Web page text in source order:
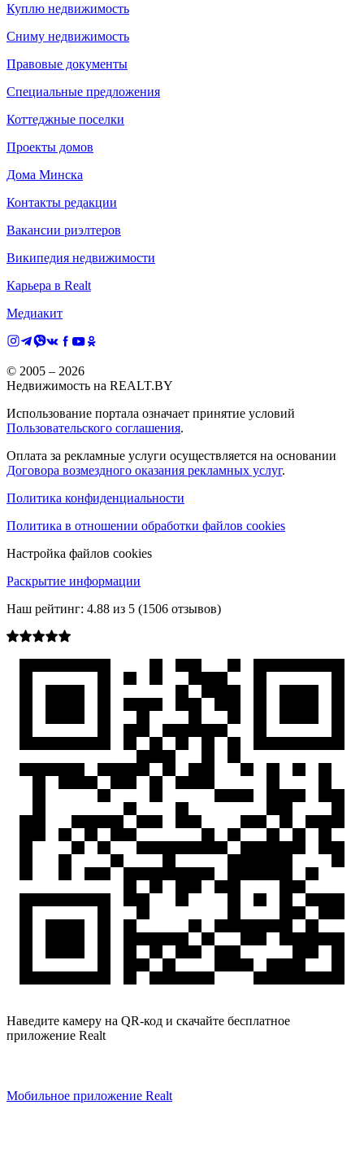
Куплю недвижимость
Сниму недвижимость
Правовые документы
Специальные предложения
Коттеджные поселки
Проекты домов
Дома Минска
Контакты редакции
Вакансии риэлтеров
Википедия недвижимости
Карьера в Realt
Медиакит
© 2005 – 2026
Недвижимость на REALT.BY
Использование портала означает принятие условий
Пользовательского соглашения.
Оплата за рекламные услуги осуществляется на основании
Договора возмездного оказания рекламных услуг.
Политика конфиденциальности
Политика в отношении обработки файлов cookies
Настройка файлов cookies
Раскрытие информации
Наш рейтинг: 4.88 из 5 (1506 отзывов)
Наведите камеру на QR-код и скачайте бесплатное
приложение Realt
Мобильное приложение Realt